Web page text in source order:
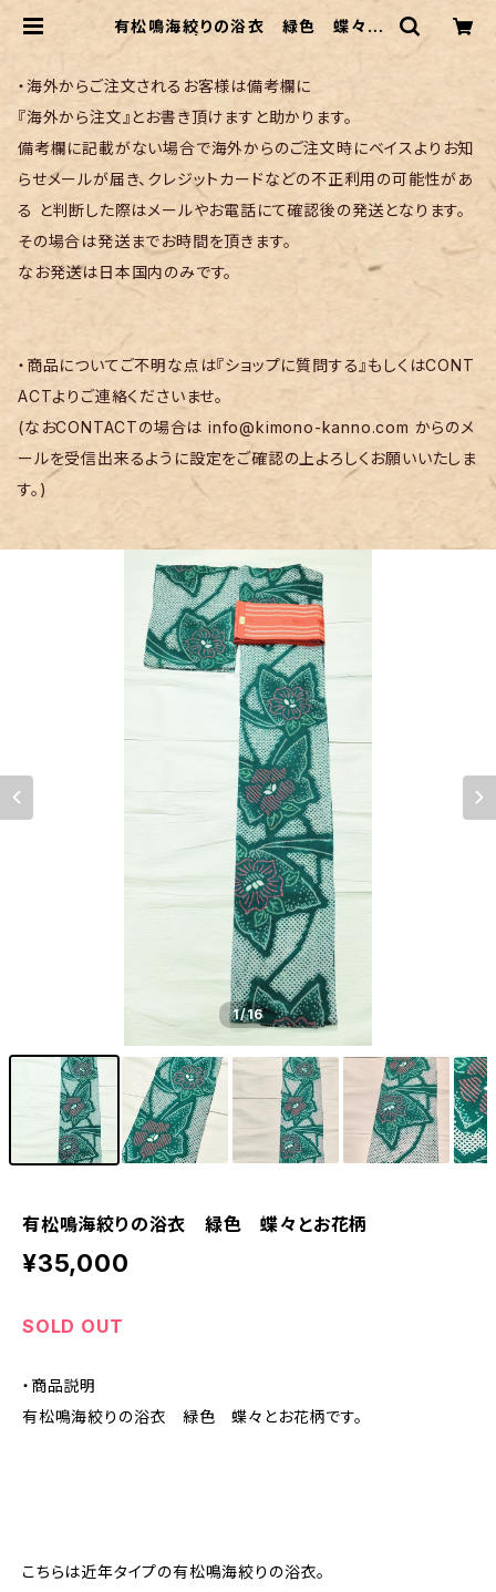
有松鳴海絞りの浴衣 緑色 蝶々と
・海外からご注文されるお客様は備考欄に
『海外から注文』とお書き頂けますと助かります。
備考欄に記載がない場合で海外からのご注文時にベイスよりお知
らせメールが届き、クレジットカードなどの不正利用の可能性があ
る と判断した際はメールやお電話にて確認後の発送となります。
その場合は発送までお時間を頂きます。
なお発送は日本国内のみです。
・商品についてご不明な点は『ショップに質問する』もしくはCONT
ACTよりご連絡くださいませ。
(なおCONTACTの場合はinfo@kimono-kanno.com からのメ
ールを受信出来るように設定をご確認の上よろしくお願いいたしま
す。)
1/16
有松鳴海絞りの浴衣 緑色 蝶々とお花柄
¥35,000
SOLD OUT
・商品説明
有松鳴海絞りの浴衣 緑色 蝶々とお花柄です。
こちらは近年タイプの有松鳴海絞りの浴衣。